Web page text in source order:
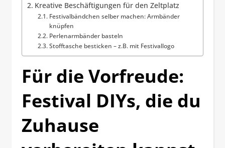
Kreative Beschäftigungen für den Zeltplatz
Festivalbändchen selber machen: Armbänder
knüpfen
Perlenarmbänder basteln
Stofftasche besticken – z.B. mit Festivallogo
Für die Vorfreude:
Festival DIYs, die du
Zuhause